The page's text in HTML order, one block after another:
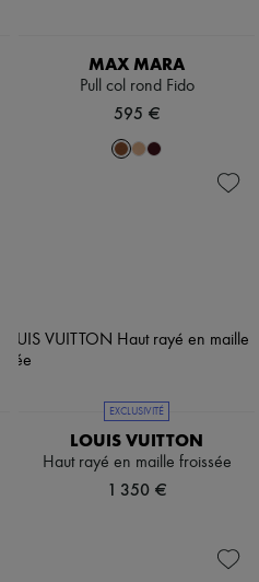
MAX MARA
Pull col rond Fido
595 €
EXCLUSIVITÉ
LOUIS VUITTON
Haut rayé en maille froissée
1 350 €